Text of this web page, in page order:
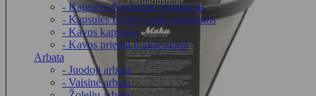
- Kapsulės Nespresso aparatams
- Kapsulės Dolce Gusto aparatams
- Kavos kapsulės
- Kavos priedai ir aksesuarai
Arbata
- Juodoji arbata
- Vaisinė arbata